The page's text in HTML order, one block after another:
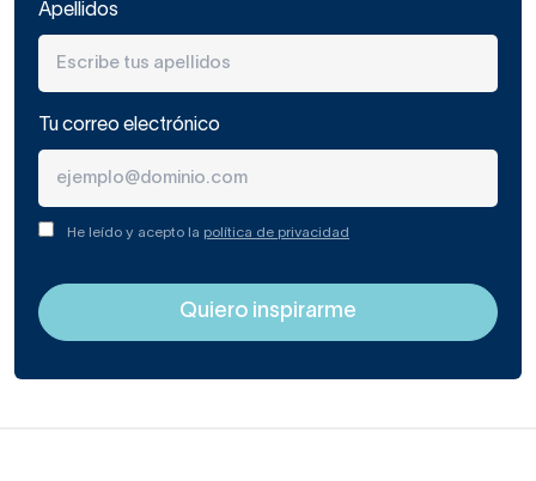
Apellidos
Tu correo electrónico
He leído y acepto la política de privacidad